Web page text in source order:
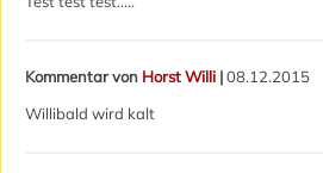
Kommentar von Horst Willi|08.12.2015
Willibald wird kalt